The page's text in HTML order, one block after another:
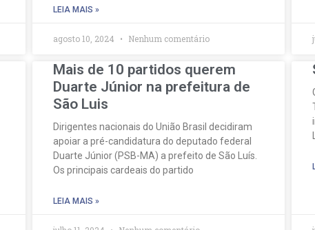
LEIA MAIS »
agosto 10, 2024 Nenhum comentário
Mais de 10 partidos querem
Duarte Júnior na prefeitura de
São Luis
Dirigentes nacionais do União Brasil decidiram
apoiar a pré-candidatura do deputado federal
Duarte Júnior (PSB-MA) a prefeito de São Luís.
Os principais cardeais do partido
LEIA MAIS »